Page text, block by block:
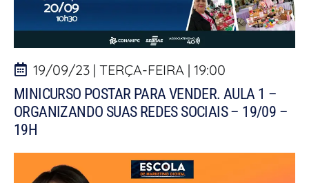
19/09/23 | TERÇA-FEIRA | 19:00
MINICURSO POSTAR PARA VENDER. AULA 1 –
ORGANIZANDO SUAS REDES SOCIAIS – 19/09 –
19H